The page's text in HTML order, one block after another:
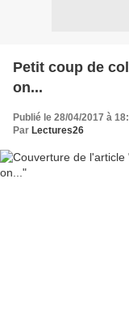
Petit coup de
on...
Publié le 28/04/2017 à
Par Lectures26